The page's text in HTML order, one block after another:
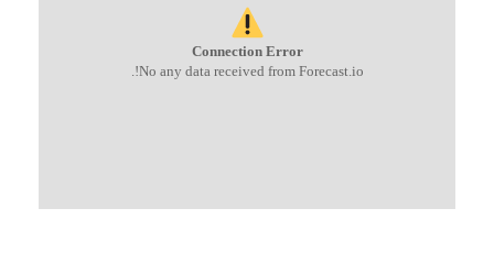
Connection Error
No any data received from Forecast.io!.